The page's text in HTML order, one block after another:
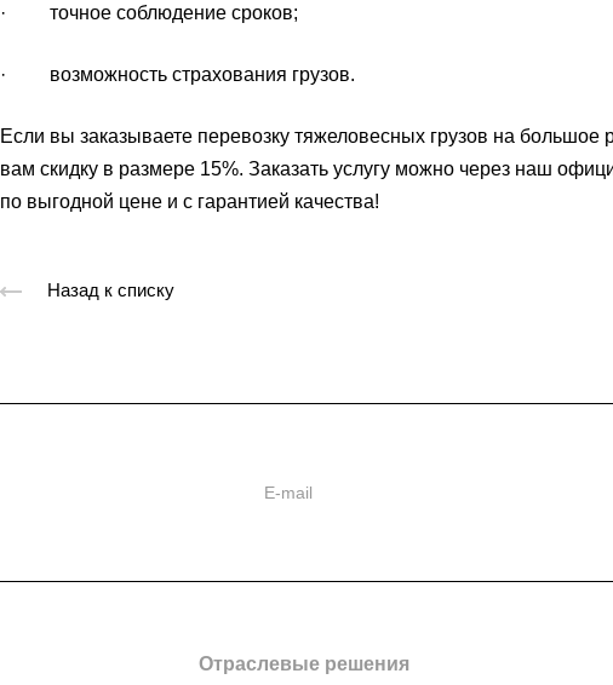
· точное соблюдение сроков;
· возможность страхования грузов.
Если вы заказываете перевозку тяжеловесных грузов на
вам скидку в размере 15%. Заказать услугу можно через наш
по выгодной цене и с гарантией качества!
Назад к списку
Отраслевые решения